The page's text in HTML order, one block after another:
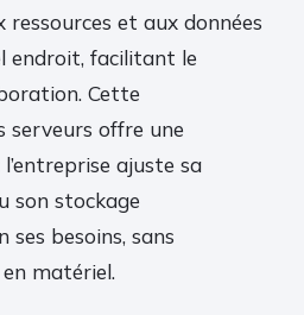
ressources et aux données
endroit, facilitant le
Cette
serveurs offre une
ajuste sa
son stockage
besoins, sans
matériel.